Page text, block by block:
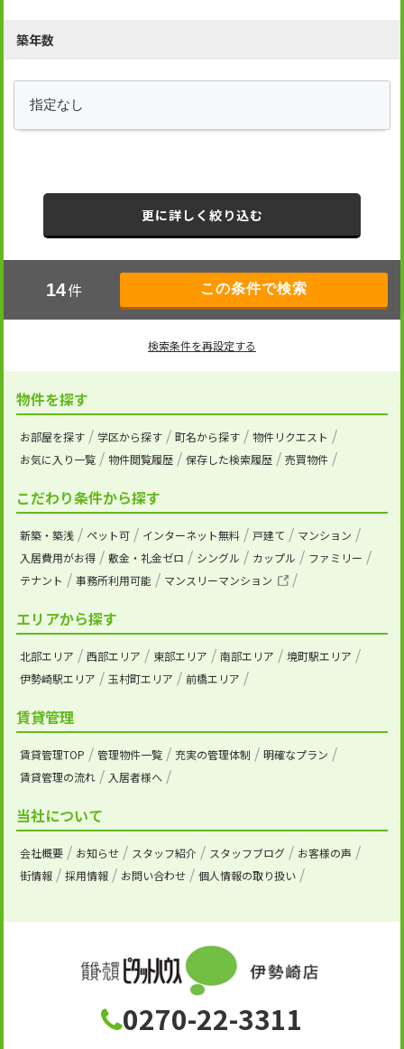
築年数
更に詳しく絞り込む
14件
検索条件を再設定する
物件を探す
お部屋を探す 学区から探す 町名から探す
物件リクエスト
お気に入り一覧
物件閲覧履歴 保存した検索履歴 売買物件
こだわり条件から探す
新築・築浅 ペット可 インターネット無料 戸建て
マンション
入居費用がお得
敷金・礼金ゼロ シングル カップル
ファミリー
テナント
事務所利用可能 マンスリーマンション
エリアから探す
北部エリア 西部エリア 東部エリア 南部エリア
境町駅エリア
伊勢崎駅エリア
玉村町エリア 前橋エリア
賃貸管理
賃貸管理TOP 管理物件一覧 充実の管理体制
明確なプラン
賃貸管理の流れ
入居者様へ
当社について
会社概要 お知らせ スタッフ紹介 スタッフブログ
お客様の声
街情報
採用情報 お問い合わせ 個人情報の取り扱い
0270-22-3311